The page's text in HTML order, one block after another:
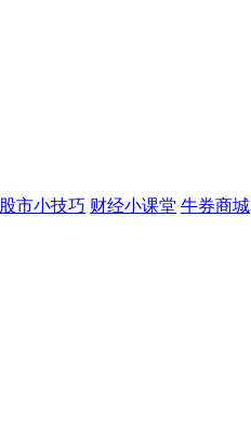
股市小技巧 财经小课堂 牛券商城